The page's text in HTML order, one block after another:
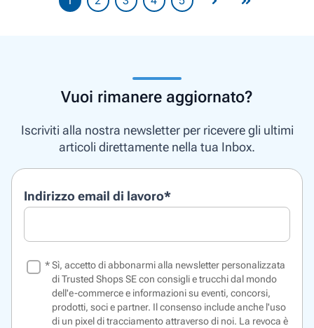
Vuoi rimanere aggiornato?
Iscriviti alla nostra newsletter per ricevere gli ultimi
articoli direttamente nella tua Inbox.
Indirizzo email di lavoro*
Sì, accetto di abbonarmi alla newsletter personalizzata
di Trusted Shops SE con consigli e trucchi dal mondo
dell'e-commerce e informazioni su eventi, concorsi,
prodotti, soci e partner. Il consenso include anche l'uso
di un pixel di tracciamentoattraverso di noi. La revoca è
*